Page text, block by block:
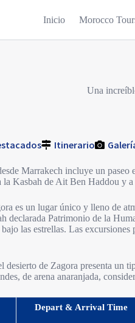
Inicio Morocco
Una
Itinerario
Marrakech incluye un paseo
la Kasbah de Ait Ben Haddou y
es un lugar único y lleno de
declarada Patrimonio de la
las estrellas. Las
desierto de Zagora presenta un
de arena anaranjada,
Depart & Arrival Time